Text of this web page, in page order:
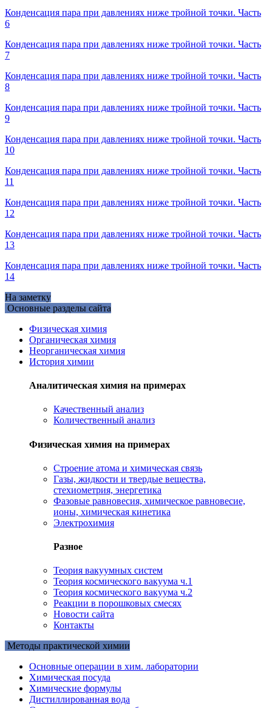
Конденсация пара при давлениях ниже тройной точки. Часть
6
Конденсация пара при давлениях ниже тройной точки. Часть
7
Конденсация пара при давлениях ниже тройной точки. Часть
8
Конденсация пара при давлениях ниже тройной точки. Часть
9
Конденсация пара при давлениях ниже тройной точки. Часть
10
Конденсация пара при давлениях ниже тройной точки. Часть
11
Конденсация пара при давлениях ниже тройной точки. Часть
12
Конденсация пара при давлениях ниже тройной точки. Часть
13
Конденсация пара при давлениях ниже тройной точки. Часть
14
На заметку
Основные разделы сайта
Физическая химия
Органическая химия
Неорганическая химия
История химии
Аналитическая химия на примерах
Качественный анализ
Количественный анализ
Физическая химия на примерах
Cтроение атома и химическая связь
Газы, жидкости и твердые вещества,
стехиометрия, энергетика
Фазовые равновесия, химическое равновесие,
ионы, химическая кинетика
Электрохимия
Разное
Теория вакуумных систем
Теория космического вакуума ч.1
Теория космического вакуума ч.2
Реакции в порошковых смесях
Новости сайта
Контакты
Методы практической химии
Основные операции в хим. лаборатории
Химическая посуда
Химические формулы
Дистиллированная вода